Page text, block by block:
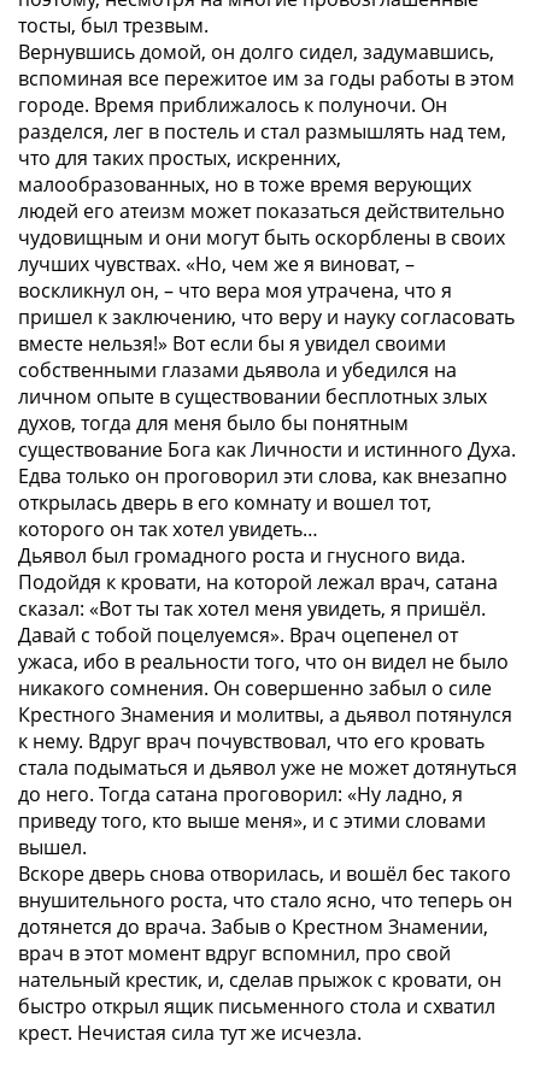
тосты, был трезвым.
Вернувшись домой, он долго сидел, задумавшись,
вспоминая все пережитое им за годы работы в этом
городе. Время приближалось к полуночи. Он
разделся, лег в постель и стал размышлять над тем,
что для таких простых, искренних,
малообразованных, но в тоже время верующих
людей его атеизм может показаться действительно
чудовищным и они могут быть оскорблены в своих
лучших чувствах. «Но, чем же я виноват, –
воскликнул он, – что вера моя утрачена, что я
пришел к заключению, что веру и науку согласовать
вместе нельзя!» Вот если бы я увидел своими
собственными глазами дьявола и убедился на
личном опыте в существовании бесплотных злых
духов, тогда для меня было бы понятным
существование Бога как Личности и истинного Духа.
Едва только он проговорил эти слова, как внезапно
открылась дверь в его комнату и вошел тот,
которого он так хотел увидеть…
Дьявол был громадного роста и гнусного вида.
Подойдя к кровати, на которой лежал врач, сатана
сказал: «Вот ты так хотел меня увидеть, я пришёл.
Давай с тобой поцелуемся». Врач оцепенел от
ужаса, ибо в реальности того, что он видел не было
никакого сомнения. Он совершенно забыл о силе
Крестного Знамения и молитвы, а дьявол потянулся
к нему. Вдруг врач почувствовал, что его кровать
стала подыматься и дьявол уже не может дотянуться
до него. Тогда сатана проговорил: «Ну ладно, я
приведу того, кто выше меня», и с этими словами
вышел.
Вскоре дверь снова отворилась, и вошёл бес такого
внушительного роста, что стало ясно, что теперь он
дотянется до врача. Забыв о Крестном Знамении,
врач в этот момент вдруг вспомнил, про свой
нательный крестик, и, сделав прыжок с кровати, он
быстро открыл ящик письменного стола и схватил
крест. Нечистая сила тут же исчезла.